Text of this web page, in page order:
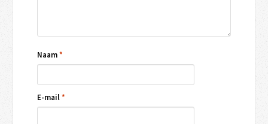
Naam*
E-mail*